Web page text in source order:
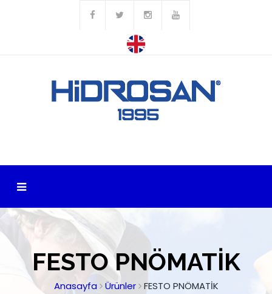
FESTO PNÖMATİK
Anasayfa Ürünler FESTO PNÖMATİK